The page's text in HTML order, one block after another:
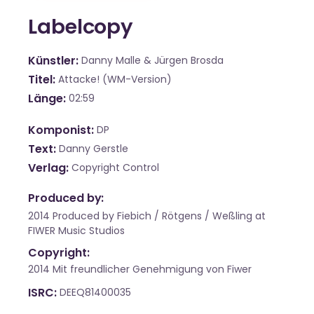
Labelcopy
Künstler Danny Malle & Jürgen Brosda
Titel Attacke! (WM-Version)
Länge 02:59
Komponist DP
Text Danny Gerstle
Verlag Copyright Control
Produced by:
2014 Produced by Fiebich / Rötgens / Weßling at
FIWER Music Studios
Copyright:
2014 Mit freundlicher Genehmigung von Fiwer
ISRC DEEQ81400035